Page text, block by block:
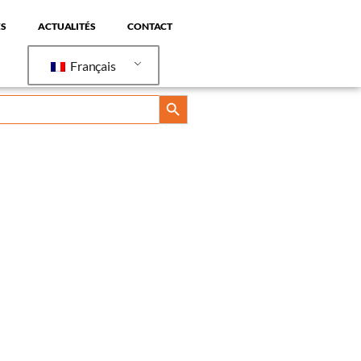
ACTUALITÉS CONTACT
Français
BOUTON DE RECHERCHE